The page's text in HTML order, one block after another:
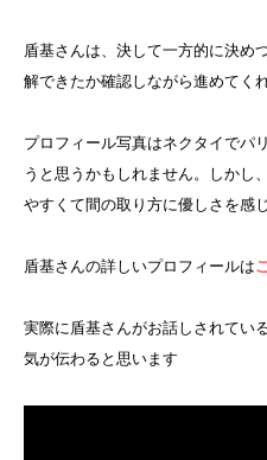
盾基さんは、決して一方的に決め
解できたか確認しながら進めてくれ
プロフィール写真はネクタイでパ
うと思うかもしれません。しかし
やすくて間の取り方に優しさを感
盾基さんの詳しいプロフィールは
実際に盾基さんがお話しされてい
気が伝わると思います